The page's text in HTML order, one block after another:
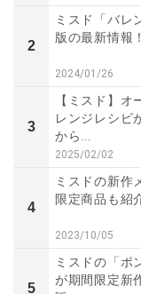
2
ミスド「バレ
版の最新情報
2024/01/26
3
【ミスド】
レンジレシピ
から...
2025/02/02
4
ミスドの新作
限定商品も紹
2023/10/05
5
ミスドの「ポ
が期間限定新